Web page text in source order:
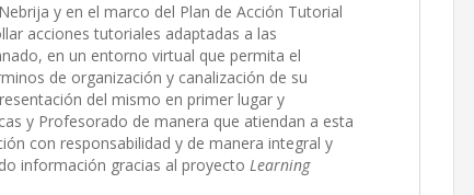
y en el marco del Plan de Acción Tutorial
acciones tutoriales adaptadas a las
en un entorno virtual que permita el
de organización y canalización de su
del mismo en primer lugar y
y Profesorado de manera que atiendan a esta
con responsabilidad y de manera integral y
información gracias al proyecto Learning